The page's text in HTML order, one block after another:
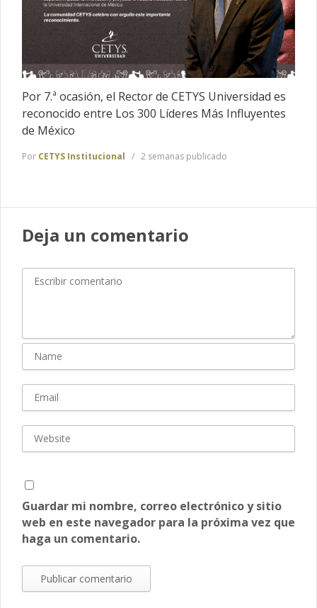
Por 7.ª ocasión, el Rector de CETYS Universidad es
reconocido entre Los 300 Líderes Más Influyentes
de México
Por CETYS Institucional 2 semanas publicado
Deja un comentario
Guardar mi nombre, correo electrónico y sitio
web en este navegador para la próxima vez que
haga un comentario.